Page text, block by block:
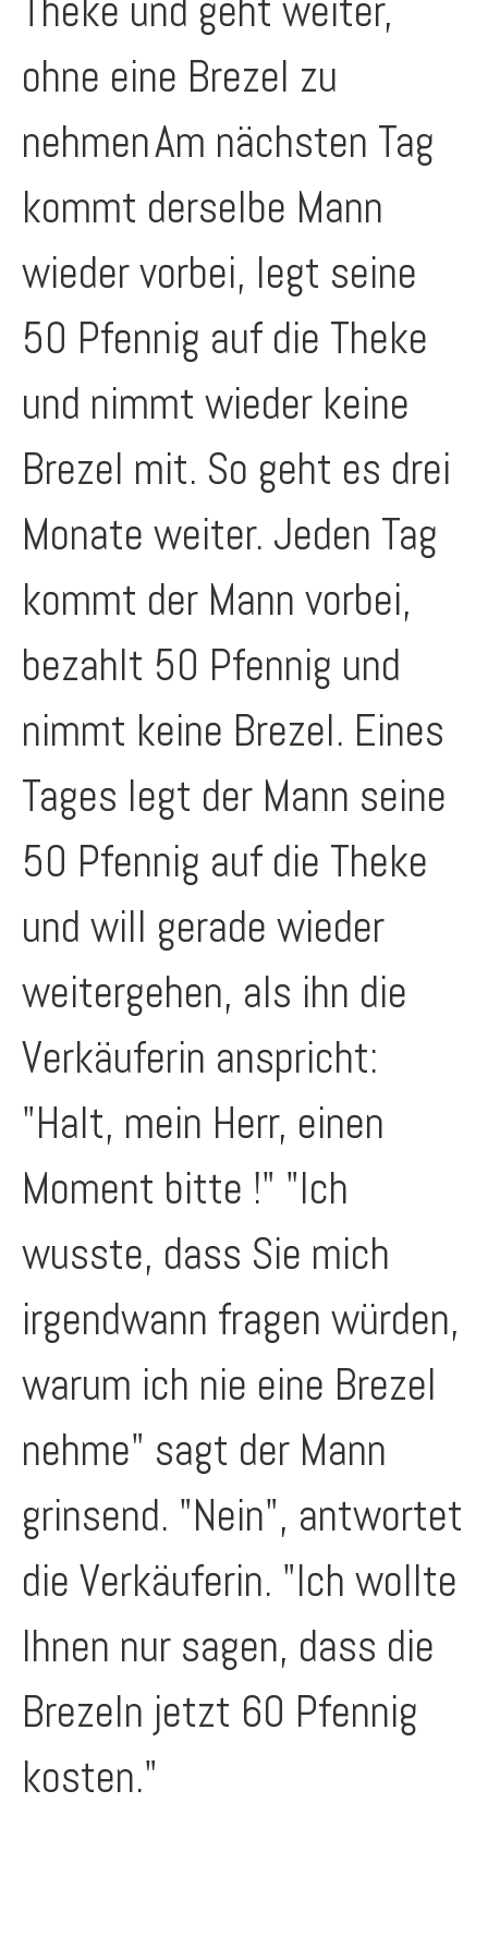
Theke und geht weiter,
ohne eine Brezel zu
nehmenAm nächsten Tag
kommt derselbe Mann
wieder vorbei, legt seine
50 Pfennig auf die Theke
und nimmt wieder keine
Brezel mit. So geht es drei
Monate weiter. Jeden Tag
kommt der Mann vorbei,
bezahlt 50 Pfennig und
nimmt keine Brezel. Eines
Tages legt der Mann seine
50 Pfennig auf die Theke
und will gerade wieder
weitergehen, als ihn die
Verkäuferin anspricht:
"Halt, mein Herr, einen
Moment bitte !" "Ich
wusste, dass Sie mich
irgendwann fragen würden,
warum ich nie eine Brezel
nehme" sagt der Mann
grinsend. "Nein", antwortet
die Verkäuferin. "Ich wollte
Ihnen nur sagen, dass die
Brezeln jetzt 60 Pfennig
kosten."